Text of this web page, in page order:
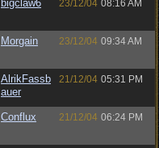
bigclaw6 23/12/04 08:16 AM
Morgain 23/12/04 09:34 AM
AlrikFassb
auer
21/12/04 05:31 PM
Conflux 21/12/04 06:24 PM